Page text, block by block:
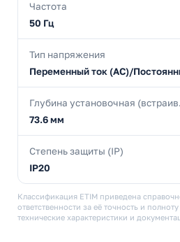
Частота
50 Гц
Тип напряжения
Переменный ток (AC)/
Глубина установочная
73.6 мм
Степень защиты (IP)
IP20
Классификация ETIM приведена
ответственности за её точность и
технические характеристики и